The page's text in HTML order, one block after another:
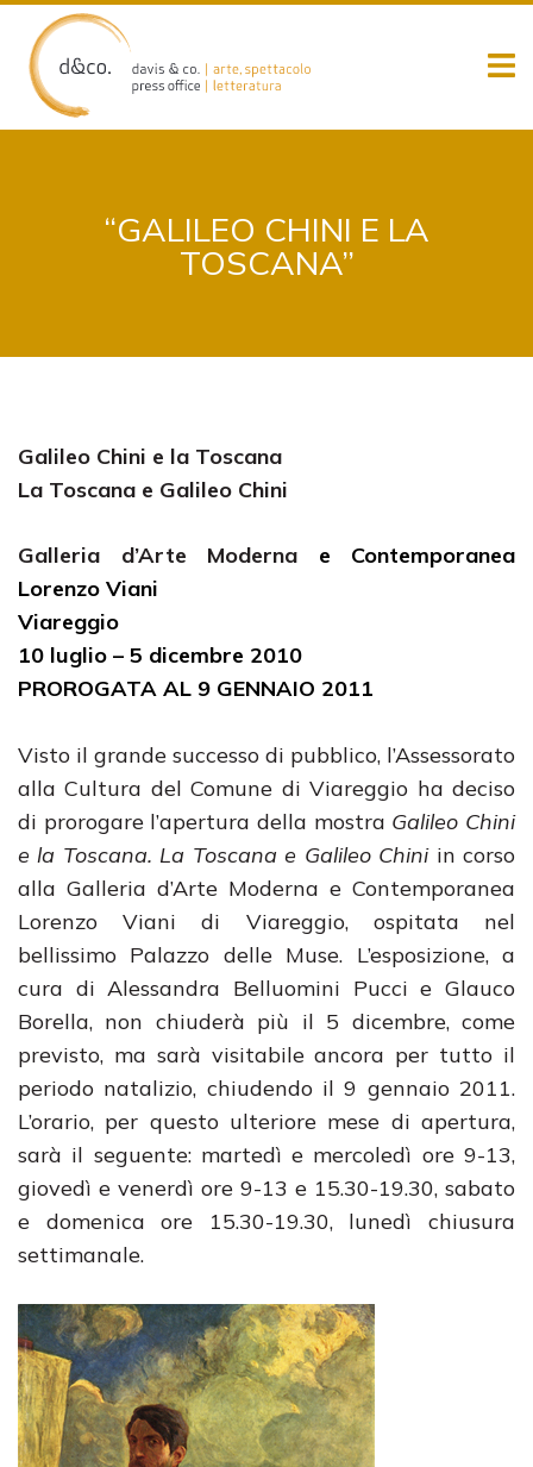
content
“GALILEO CHINI E LA
TOSCANA”
Galileo Chini e la Toscana
La Toscana e Galileo Chini
Galleria d’Arte Moderna
e Contemporanea
Lorenzo Viani
Viareggio
10 luglio – 5 dicembre 2010
PROROGATA AL 9 GENNAIO 2011
Visto il grande successo di pubblico, l’Assessorato
alla Cultura del Comune di Viareggio ha deciso
di prorogare l’apertura della mostra Galileo Chini
e la Toscana. La Toscana e Galileo Chiniin corso
alla Galleria d’Arte Moderna e Contemporanea
Lorenzo Viani di Viareggio, ospitata nel
bellissimo Palazzo delle Muse. L’esposizione, a
cura di Alessandra Belluomini Pucci e Glauco
Borella, non chiuderà più il 5 dicembre, come
previsto, ma sarà visitabile ancora per tutto il
periodo natalizio, chiudendo il 9 gennaio 2011.
L’orario, per questo ulteriore mese di apertura,
sarà il seguente: martedì e mercoledì ore 9-13,
giovedì e venerdì ore 9-13 e 15.30-19.30, sabato
e domenica ore 15.30-19.30, lunedì chiusura
settimanale.